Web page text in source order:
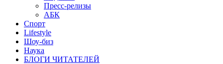
Пресс-релизы
АБК
Спорт
Lifestyle
Шоу-биз
Наука
БЛОГИ ЧИТАТЕЛЕЙ